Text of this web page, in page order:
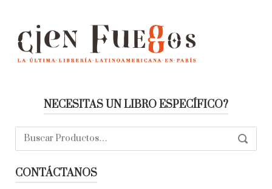
NECESITAS UN LIBRO ESPECÍFICO?
Buscar:
CONTÁCTANOS